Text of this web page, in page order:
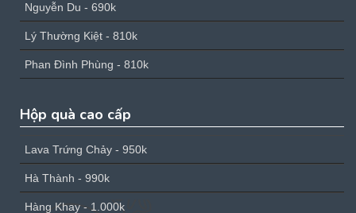
Nguyễn Du - 690k
Lý Thường Kiệt - 810k
Phan Đình Phùng - 810k
Hộp quà cao cấp
Lava Trứng Chảy - 950k
Hà Thành - 990k
Hàng Khay - 1.000k